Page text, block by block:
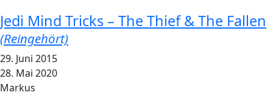
Jedi Mind Tricks – The Thief & The Fallen
(Reingehört)
29. Juni 2015
28. Mai 2020
Markus